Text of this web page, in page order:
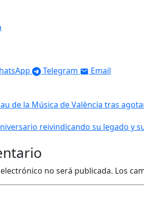
Telegram Email
de la Música de València tras
reivindicando su legado y
no será publicada. Los